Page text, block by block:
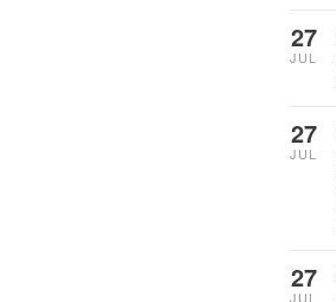
27
JUL
27
JUL
27
JUL